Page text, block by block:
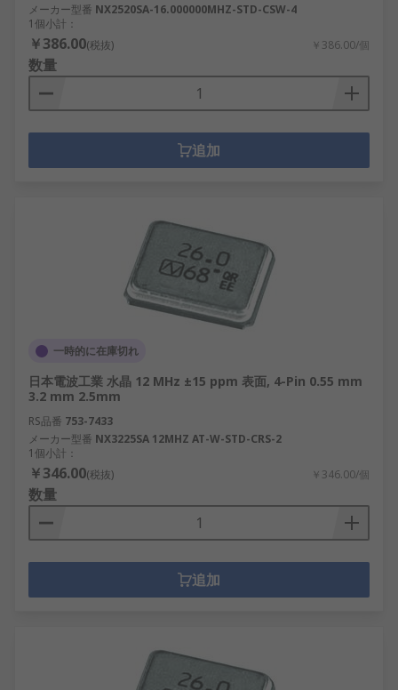
メーカー型番 NX2520SA-16.000000MHZ-STD-CSW-4
1個小計：
￥386.00(税抜) ￥386.00/個
数量
追加
一時的に在庫切れ
日本電波工業 水晶 12 MHz ±15 ppm 表面, 4-Pin 0.55 mm
3.2 mm 2.5mm
RS品番 753-7433
メーカー型番 NX3225SA 12MHZ AT-W-STD-CRS-2
1個小計：
￥346.00(税抜) ￥346.00/個
数量
追加